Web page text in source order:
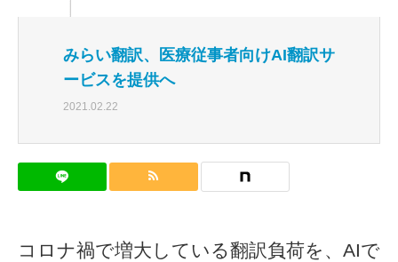
みらい翻訳、医療従事者向けAI翻訳サ
ービスを提供へ
2021.02.22
コロナ禍で増大している翻訳負荷を、AIで